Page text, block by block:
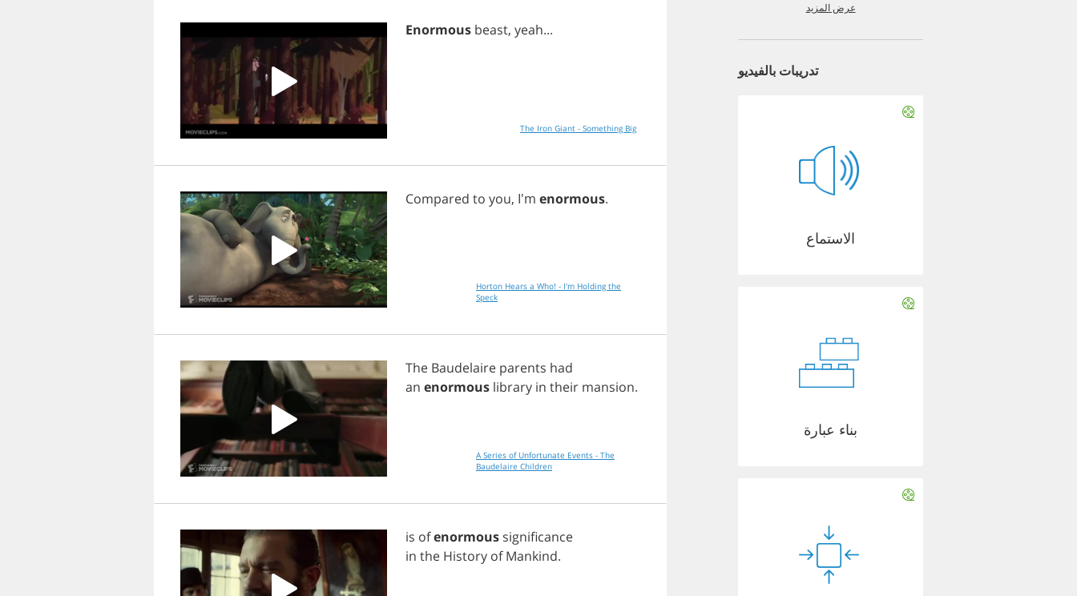
Enormous beast, yeah...
The Iron Giant - Something Big
Compared to you, I'm enormous.
Horton Hears a Who! - I'm Holding the
Speck
The Baudelaire parents had
an enormous library in their mansion.
A Series of Unfortunate Events - The
Baudelaire Children
is ofenormous significance
in the History of Mankind.
عرض المزيد
تدريبات بالفيديو
الاستماع
بناء عبارة